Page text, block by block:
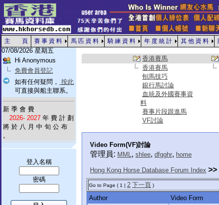
主 頁 賽 事 資 料 馬 匹 資 料 騎 練 資 料 年 度 統 計 其 他 資 料
07/08/2026 星期五
Hi Anonymous
免費會員登記
如有任何疑問， 按此
可直接與船主聯系。
新 季 會 費
2026- 2027 年 費 計 劃
將 於 八 月 中 旬 公 布
。
登入名稱
密碼
香港賽馬
香港賽馬
刨馬技巧
銀行馬討論
血統及外國賽事資
料
賽事片段跟進馬
VF討論
Video Form(VF)討論
管理員: MML, shlee, dfgghr, home
Hong Kong Horse Database Forum Index >>
Go to Page ( 1 | 2 下一頁 )
Author
Video Form